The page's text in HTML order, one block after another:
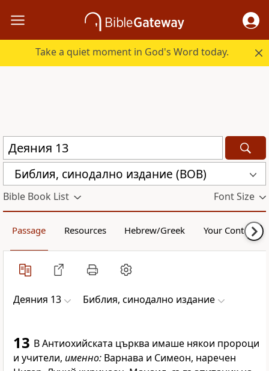
Take a quiet moment in God's Word today.
Библия, синодално издание (BOB)
Bible Book List Font Size
Passage Resources Hebrew/Greek Your Content
Деяния 13 Библия, синодално издание
13 В Антиохийската църква имаше някои пророци
и учители, именно: Варнава и Симеон, наречен